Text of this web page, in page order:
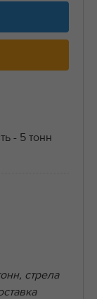
- 5 тонн
стрела